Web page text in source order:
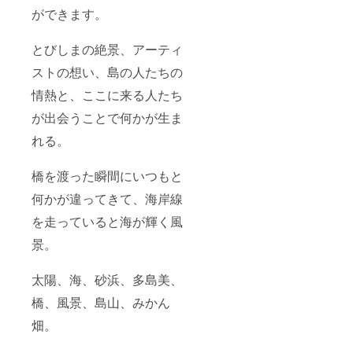
ができます。
とびしまの絶景、アーティ
ストの想い、島の人たちの
情熱と、ここに来る人たち
が出会うことで何かが生ま
れる。
橋を渡った瞬間にいつもと
何かが違ってきて、海岸線
を走っていると海が輝く風
景。
太陽、海、砂浜、多島美、
橋、風景、島山、みかん
畑。